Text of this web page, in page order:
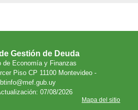
Gestión de Deuda
de Economía y Finanzas
Piso CP 11100 Montevideo -
07/08/2026
Mapa del sitio